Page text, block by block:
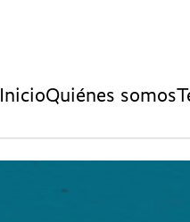
InicioQuiénes somos